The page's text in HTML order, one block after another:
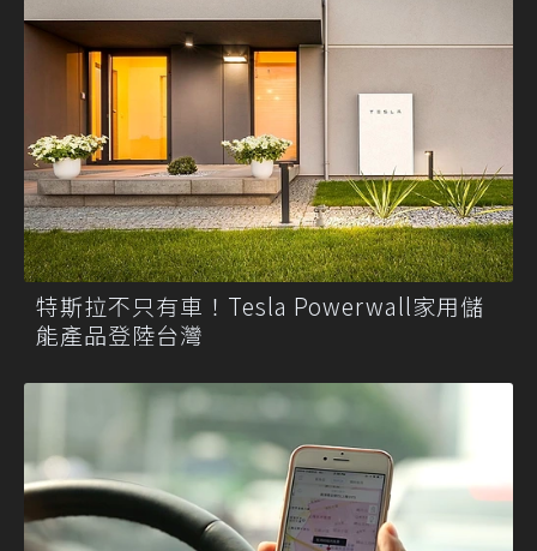
特斯拉不只有車！Tesla Powerwall家用儲
能產品登陸台灣